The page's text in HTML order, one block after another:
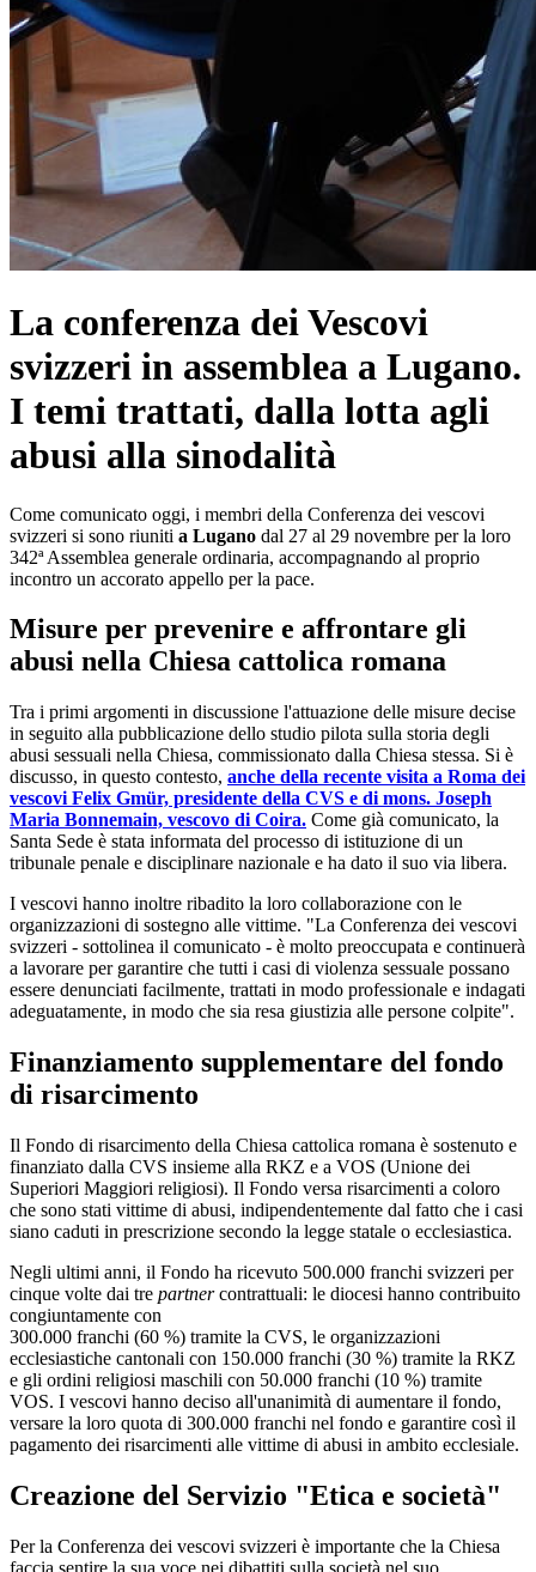
La conferenza dei Vescovi
svizzeri in assemblea a Lugano.
I temi trattati, dalla lotta agli
abusi alla sinodalità
Come comunicato oggi, i membri della Conferenza dei vescovi
svizzeri si sono riuniti a Lugano dal 27 al 29 novembre per la loro
342ª Assemblea generale ordinaria, accompagnando al proprio
incontro un accorato appello per la pace.
Misure per prevenire e affrontare gli
abusi nella Chiesa cattolica romana
Tra i primi argomenti in discussione l'attuazione delle misure decise
in seguito alla pubblicazione dello studio pilota sulla storia degli
abusi sessuali nella Chiesa, commissionato dalla Chiesa stessa. Si è
discusso, in questo contesto, anche della recente visita a Roma dei
vescovi Felix Gmür, presidente della CVS e di mons. Joseph
Maria Bonnemain, vescovo di Coira. Come già comunicato, la
Santa Sede è stata informata del processo di istituzione di un
tribunale penale e disciplinare nazionale e ha dato il suo via libera.
I vescovi hanno inoltre ribadito la loro collaborazione con le
organizzazioni di sostegno alle vittime. "La Conferenza dei vescovi
svizzeri - sottolinea il comunicato - è molto preoccupata e continuerà
a lavorare per garantire che tutti i casi di violenza sessuale possano
essere denunciati facilmente, trattati in modo professionale e indagati
adeguatamente, in modo che sia resa giustizia alle persone colpite".
Finanziamento supplementare del fondo
di risarcimento
Il Fondo di risarcimento della Chiesa cattolica romana è sostenuto e
finanziato dalla CVS insieme alla RKZ e a VOS (Unione dei
Superiori Maggiori religiosi). Il Fondo versa risarcimenti a coloro
che sono stati vittime di abusi, indipendentemente dal fatto che i casi
siano caduti in prescrizione secondo la legge statale o ecclesiastica.
Negli ultimi anni, il Fondo ha ricevuto 500.000 franchi svizzeri per
cinque volte dai tre partnercontrattuali: le diocesi hanno contribuito
congiuntamente con
300.000 franchi (60 %) tramite la CVS, le organizzazioni
ecclesiastiche cantonali con 150.000 franchi (30 %) tramite la RKZ
e gli ordini religiosi maschili con 50.000 franchi (10 %) tramite
VOS. I vescovi hanno deciso all'unanimità di aumentare il fondo,
versare la loro quota di 300.000 franchi nel fondo e garantire così il
pagamento dei risarcimenti alle vittime di abusi in ambito ecclesiale.
Creazione del Servizio "Etica e società"
Per la Conferenza dei vescovi svizzeri è importante che la Chiesa
faccia sentire la sua voce nei dibattiti sulla società nel suo